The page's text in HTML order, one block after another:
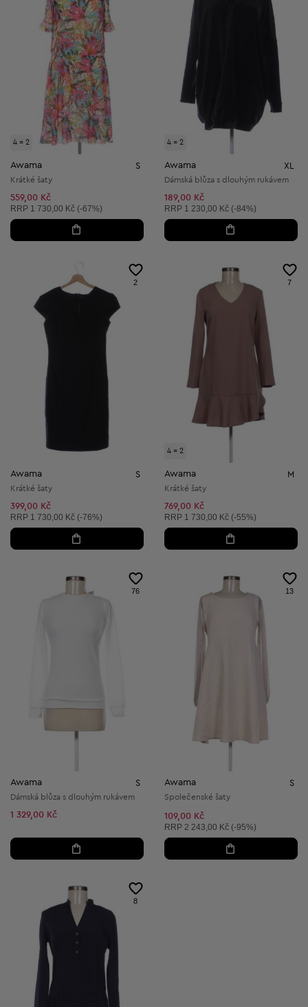
4 = 2
Awama S
Krátké šaty
559,00 Kč
Doporučená cena:
RRP 1 730,00 Kč (-67%)
4 = 2
Awama XL
Dámská blůza s dlouhým rukávem
189,00 Kč
Doporučená cena:
RRP 1 230,00 Kč (-84%)
2
Awama S
Krátké šaty
399,00 Kč
Doporučená cena:
RRP 1 730,00 Kč (-76%)
4 = 2
7
Awama M
Krátké šaty
769,00 Kč
Doporučená cena:
RRP 1 730,00 Kč (-55%)
76
Awama S
Dámská blůza s dlouhým rukávem
1 329,00 Kč
13
Awama S
Společenské šaty
109,00 Kč
Doporučená cena:
RRP 2 243,00 Kč (-95%)
8